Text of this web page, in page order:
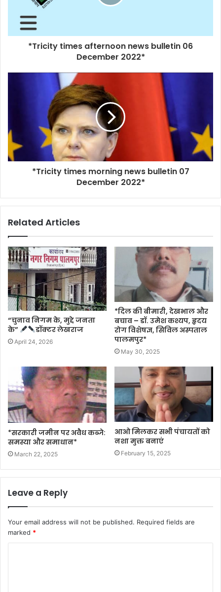
*Tricity times afternoon news bulletin 06
December 2022*
*Tricity times morning news bulletin 07
December 2022*
Related Articles
“चुनाव निगम के, मुद्दे जनता
के”
डॉक्टर लेखराज
April 24, 2026
*दिल की बीमारी, देखभाल और
बचाव – डॉ. उमेश कश्यप, हृदय
रोग विशेषज्ञ, सिविल अस्पताल
पालमपुर*
May 30, 2025
*सरकारी जमीन पर अवैध कब्जे:
समस्या और समाधान*
March 22, 2025
आओ मिलकर सभी पंचायतों को
नशा मुक्त बनाएं
February 15, 2025
Leave a Reply
Your email address will not be published. Required fields are
marked *